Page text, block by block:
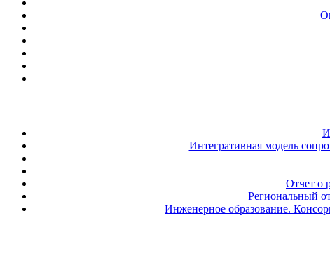
Интегративная модель
Отчет о
Региональный
Инженерное образование.